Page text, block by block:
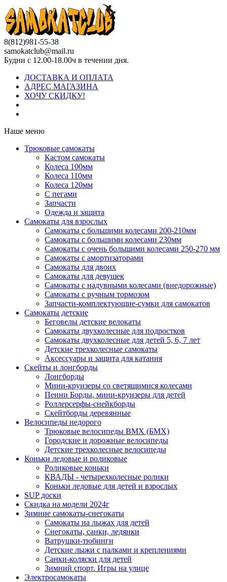
8(812)981-55-38
samokatclub@mail.ru
Будни с 12.00-18.00ч в течении дня.
ДОСТАВКА И ОПЛАТА
АДРЕС МАГАЗИНА
ХОЧУ СКИДКУ!
Наше меню
Трюковые самокаты
Кастом самокаты
Колеса 100мм
Колеса 110мм
Колеса 120мм
С пегами
Запчасти
Одежда и защита
Самокаты для взрослых
Самокаты с большими колесами 200-210мм
Самокаты с большими колесами 230мм
Самокаты с очень большими колесами 250-270 мм
Самокаты с амортизаторами
Самокаты для двоих
Самокаты для девушек
Самокаты с надувными колесами (внедорожные)
Самокаты с ручным тормозом
Запчасти-комплектующие-сумки для самокатов
Самокаты детские
Беговелы детские велокаты
Самокаты двухколесные для подростков
Самокаты двухколесные для детей 5, 6, 7 лет
Детские трехколесные самокаты
Аксессуары и защита для катания
Cкейты и лонгборды
Лонгборды
Мини-круизеры со светящимися колесами
Пенни Борды, мини-круизеры для детей
Роллерсерфы-снейкборды
Скейтборды деревянные
Велосипеды недорого
Трюковые велосипеды BMX (БМХ)
Городские и дорожные велосипеды
Детские трехколесные велосипеды
Коньки ледовые и роликовые
Роликовые коньки
КВАДЫ - четырехколесные ролики
Коньки ледовые для детей и взрослых
SUP доски
Скидка на модели 2024г
Зимние самокаты-снегокаты
Самокаты на лыжах для детей
Снегокаты, санки, ледянки
Ватрушки-тюбинги
Детские лыжи с палками и креплениями
Санки-коляски для детей
Зимний спорт. Игры на улице
Электросамокаты